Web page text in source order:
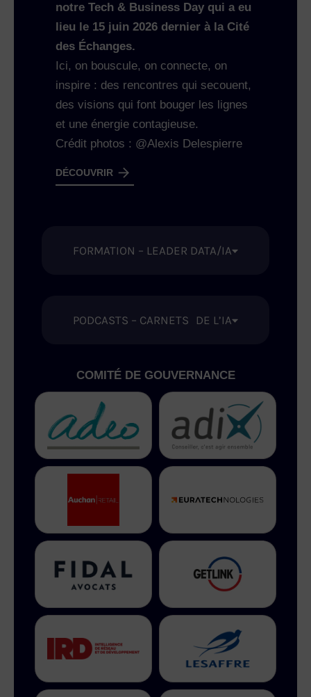
notre Tech & Business Day qui a eu
lieu le 15 juin 2026 dernier à la Cité
des Échanges.
Ici, on bouscule, on connecte, on
inspire : des rencontres qui secouent,
des visions qui font bouger les lignes
et une énergie contagieuse.
Crédit photos : @Alexis Delespierre
DÉCOUVRIR
FORMATION – LEADER DATA/IA
PODCASTS – CARNETS DE L’IA
COMITÉ DE GOUVERNANCE